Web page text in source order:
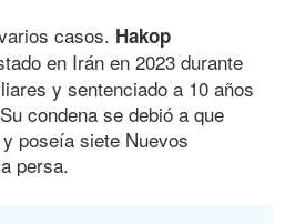
casos. Hakop
en Irán en 2023 durante
y sentenciado a 10 años
condena se debió a que
poseía siete Nuevos
persa.